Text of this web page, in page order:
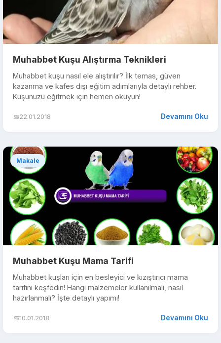
Muhabbet Kuşu Alıştırma Teknikleri
Muhabbet kuşu nasıl ele alıştırılır? İlk temas, güven
kazanma ve kafes dışı eğitim adımlarıyla detaylı rehber.
Kuşunuzu eğitmek için hemen okuyun!
📅22.01.2018 Devamını Oku
Makale
Muhabbet Kuşu Mama Tarifi
Muhabbet kuşları için en besleyici ve kızıştırıcı mama
tarifini keşfedin! Hangi malzemeler kullanılmalı, nasıl
hazırlanmalı? İşte detaylı yapımı!
📅10.01.2018 Devamını Oku